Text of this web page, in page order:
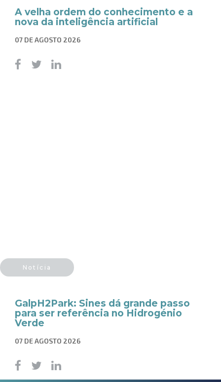
A velha ordem do conhecimento e a
nova da inteligência artificial
07 DE AGOSTO 2026
Notícia
GalpH2Park: Sines dá grande passo
para ser referência no Hidrogénio
Verde
07 DE AGOSTO 2026